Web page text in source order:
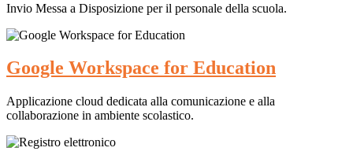
Invio Messa a Disposizione per il personale della scuola.
Google Workspace for Education
Applicazione cloud dedicata alla comunicazione e alla
collaborazione in ambiente scolastico.